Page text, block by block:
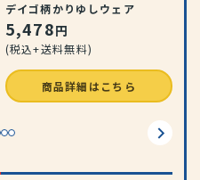
デイゴ柄かりゆしウェア
5,478円
(税込+送料無料)
商品詳細はこちら